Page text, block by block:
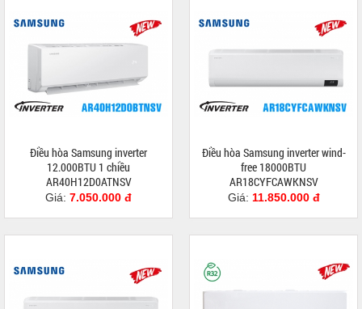
Điều hòa Samsung inverter
12.000BTU 1 chiều
AR40H12D0ATNSV
Giá: 7.050.000 đ
Điều hòa Samsung inverter wind-
free 18000BTU
AR18CYFCAWKNSV
Giá: 11.850.000 đ